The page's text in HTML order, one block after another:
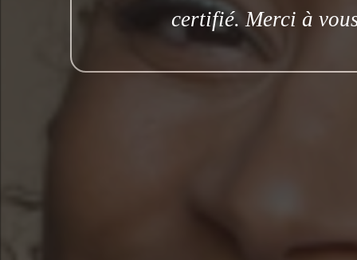
certifié. Merci à